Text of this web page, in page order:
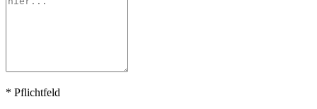
* Pflichtfeld